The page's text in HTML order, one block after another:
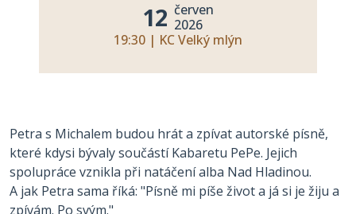
12 červen
2026
19:30 | KC Velký mlýn
Petra s Michalem budou hrát a zpívat autorské písně,
které kdysi bývaly součástí Kabaretu PePe. Jejich
spolupráce vznikla při natáčení alba Nad Hladinou.
A jak Petra sama říká: "Písně mi píše život a já si je žiju a
zpívám. Po svým."